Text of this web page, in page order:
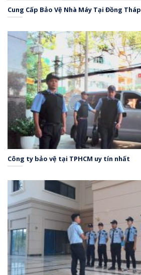
Cung Cấp Bảo Vệ Nhà Máy Tại Đồng Tháp
Công ty bảo vệ tại TPHCM uy tín nhất